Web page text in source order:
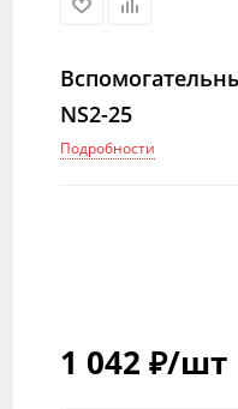
NS2-25
Подробности
1 042 ₽/шт